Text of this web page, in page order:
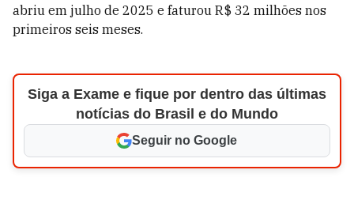
abriu em julho de 2025 e faturou R$ 32 milhões nos
primeiros seis meses.
Siga a Exame e fique por dentro das últimas
notícias do Brasil e do Mundo
Seguir no Google